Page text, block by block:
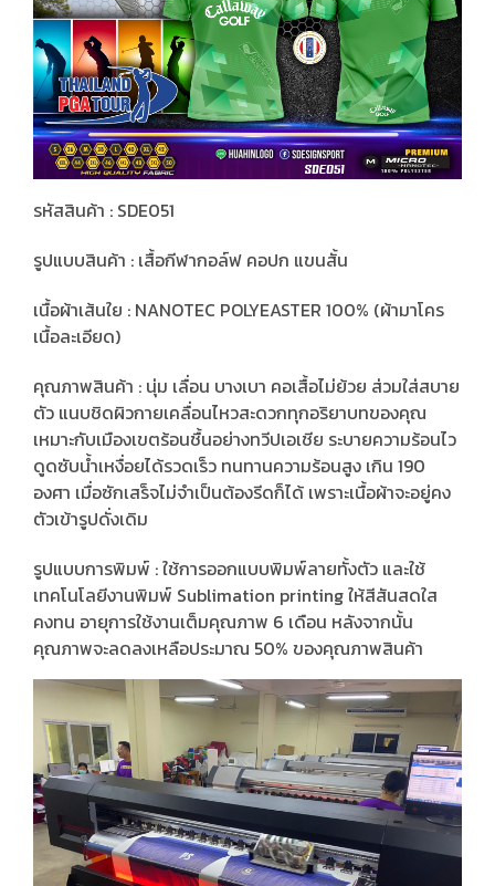
รหัสสินค้า : SDE051
รูปแบบสินค้า : เสื้อกีฬากอล์ฟ คอปก แขนสั้น
เนื้อผ้าเส้นใย : NANOTEC POLYEASTER 100% (ผ้ามาโคร
เนื้อละเอียด)
คุณภาพสินค้า : นุ่ม เลื่อน บางเบา คอเสื้อไม่ย้วย ส่วมใส่สบาย
ตัว แนบชิดผิวกายเคลื่อนไหวสะดวกทุกอริยาบทของคุณ
เหมาะกับเมืองเขตร้อนชื้นอย่างทวีปเอเชีย ระบายความร้อนไว
ดูดซับน้ำเหงื่อยได้รวดเร็ว ทนทานความร้อนสูง เกิน 190
องศา เมื่อซักเสร็จไม่จำเป็นต้องรีดก็ได้ เพราะเนื้อผ้าจะอยู่คง
ตัวเข้ารูปดั่งเดิม
รูปแบบการพิมพ์ : ใช้การออกแบบพิมพ์ลายทั้งตัว และใช้
เทคโนโลยีงานพิมพ์ Sublimation printing ให้สีสันสดใส
คงทน อายุการใช้งานเต็มคุณภาพ 6 เดือน หลังจากนั้น
คุณภาพจะลดลงเหลือประมาณ 50% ของคุณภาพสินค้า